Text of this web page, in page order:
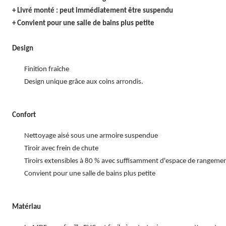
+ Livré monté : peut immédiatement être suspendu
+ Convient pour une salle de bains plus petite
Design
Finition fraîche
Design unique grâce aux coins arrondis.
Confort
Nettoyage aisé sous une armoire suspendue
Tiroir avec frein de chute
Tiroirs extensibles à 80 % avec suffisamment d'espace de
Convient pour une salle de bains plus petite
Matériau